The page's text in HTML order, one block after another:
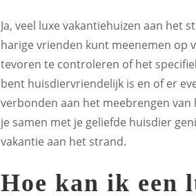
Ja, veel luxe vakantiehuizen aan het
harige vrienden kunt meenemen op
tevoren te controleren of het
bent huisdiervriendelijk is en of er
verbonden aan het meebrengen
je samen met je geliefde huisdier
vakantie aan het strand.
Hoe kan ik een